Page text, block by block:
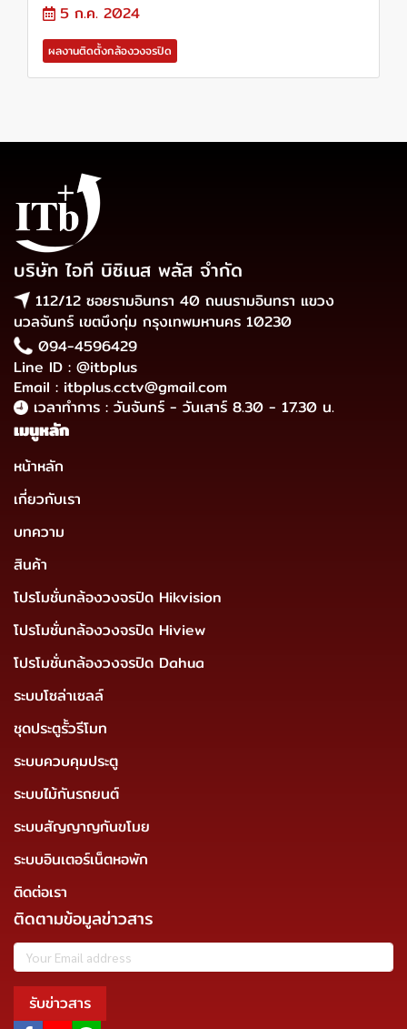
5 ก.ค. 2024
ผลงานติดตั้งกล้องวงจรปิด
บริษัท ไอที บิซิเนส พลัส จำกัด
112/12 ซอยรามอินทรา 40 ถนนรามอินทรา แขวง
นวลจันทร์ เขตบึงกุ่ม กรุงเทพมหานคร 10230
094-4596429
Line ID : @itbplus
Email : itbplus.cctv@gmail.com
เวลาทำการ : วันจันทร์ - วันเสาร์ 8.30 - 17.30 น.
เมนูหลัก
หน้าหลัก
เกี่ยวกับเรา
บทความ
สินค้า
โปรโมชั่นกล้องวงจรปิด Hikvision
โปรโมชั่นกล้องวงจรปิด Hiview
โปรโมชั่นกล้องวงจรปิด Dahua
ระบบโซล่าเซลล์
ชุดประตูรั้วรีโมท
ระบบควบคุมประตู
ระบบไม้กันรถยนต์
ระบบสัญญาญกันขโมย
ระบบอินเตอร์เน็ตหอพัก
ติดต่อเรา
ติดตามข้อมูลข่าวสาร
รับข่าวสาร